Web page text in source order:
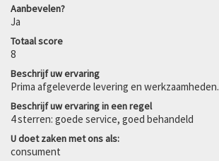
Aanbevelen?
Ja
Totaal score
8
Beschrijf uw ervaring
Prima afgeleverde levering en werkzaamheden.
Beschrijf uw ervaring in een regel
4 sterren: goede service, goed behandeld
U doet zaken met ons als:
consument